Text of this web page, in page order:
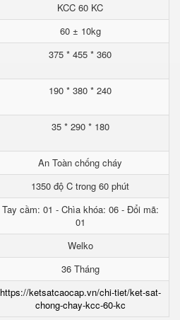
KCC 60 KC
60 ± 10kg
375 * 455 * 360
190 * 380 * 240
35 * 290 * 180
An Toàn chống cháy
1350 độ C trong 60 phút
Tay cầm: 01 - Chìa khóa: 06 - Đổi mã:
01
Welko
36 Tháng
https://ketsatcaocap.vn/chi-tiet/ket-sat-
chong-chay-kcc-60-kc